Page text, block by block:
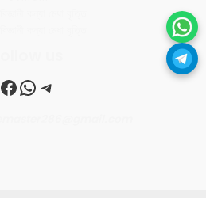
Facebook
WhatsApp
Telegram